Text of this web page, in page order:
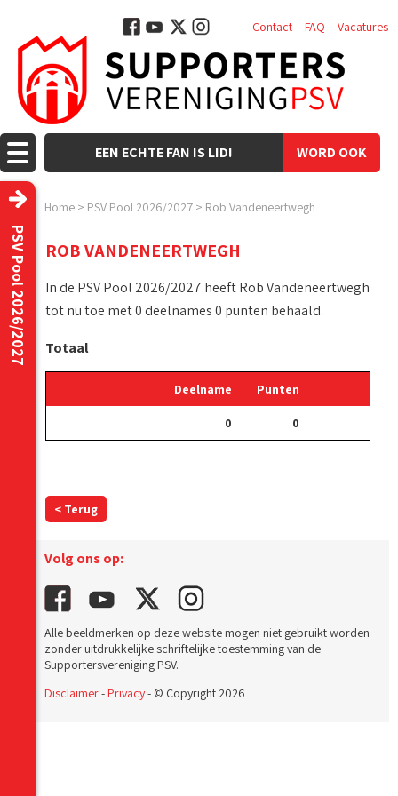
WORD OOK
EEN ECHTE FAN IS LID!
Contact FAQ Vacatures
Home > PSV Pool 2026/2027 > Rob Vandeneertwegh
PSV Pool 2026/2027 ROB VANDENEERTWEGH
In de PSV Pool 2026/2027 heeft Rob Vandeneertwegh
tot nu toe met 0 deelnames 0 punten behaald.
Totaal
Deelname Punten
0 0
< Terug
Volg ons op:
Alle beeldmerken op deze website mogen niet gebruikt worden
zonder uitdrukkelijke schriftelijke toestemming van de
Supportersvereniging PSV.
Disclaimer-Privacy- © Copyright 2026